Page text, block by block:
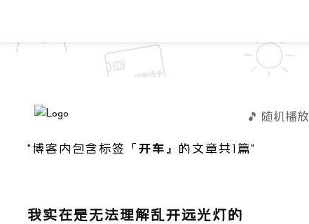
🎵 随机播放
"博客内包含标签「开车 』的文章共1篇"
我实在是无法理解乱开远光灯的